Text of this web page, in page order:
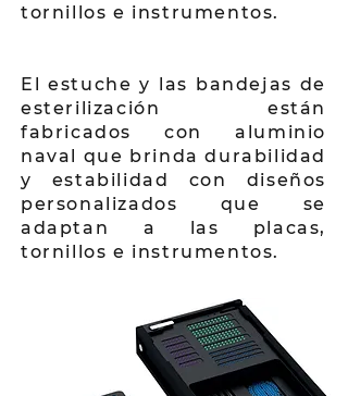
tornillos e instrumentos.
El estuche y las bandejas de
esterilización están
fabricados con aluminio
naval que brinda durabilidad
y estabilidad con diseños
personalizados que se
adaptan a las placas,
tornillos e instrumentos.